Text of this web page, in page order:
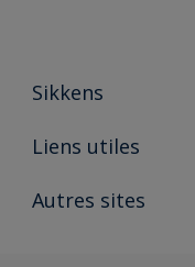
Sikkens
A propos de Sikkens
Liens utiles
Ouvrir un magasin PASS
Autres sites